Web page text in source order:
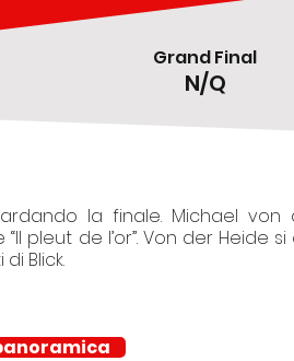
Grand Final
N/Q
la finale. Michael
pleut de l’or”. Von der Heide
Blick.